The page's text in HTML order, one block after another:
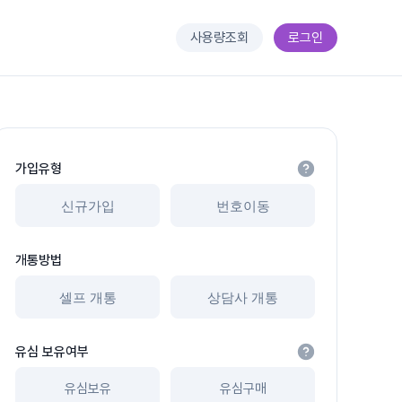
사용량조회 로그인
가입유형
신규가입 번호이동
개통방법
셀프 개통 상담사 개통
유심 보유여부
유심보유 유심구매